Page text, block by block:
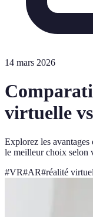
14 mars 2026
virtuelle
Explorez les
le meilleur choix selon
#VR#AR#réalité